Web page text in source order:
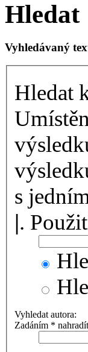
Hledat
Vyhledávaný
Hledat
s
|.
Vyhledat autora:
Zadáním *